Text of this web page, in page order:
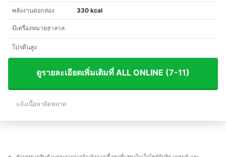
พลังงานต่อกล่อง 330 kcal
มีเครื่องหมายฮาลาล
โปรตีนสูง
ดูรายละเอียดเพิ่มเติมที่ ALL ONLINE (7-11)
แจ้งเนื้อหาผิดพลาด